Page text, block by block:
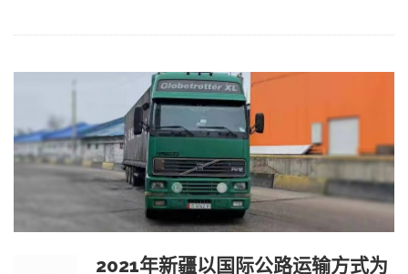
2021年新疆以国际公路运输方式为